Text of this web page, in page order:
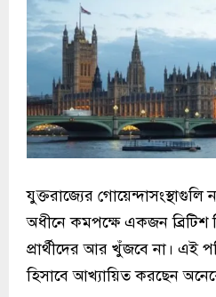
যুক্তরাজ্যের
অধীনে কমপক্ষে একজন ব্রিটিশ
প্রার্থীদের আর খুঁজবে না। এই
হিসাবে আখ্যায়িত করছেন